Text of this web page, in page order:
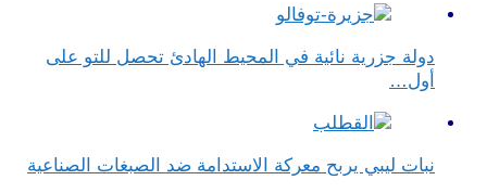
دولة جزرية نائية في المحيط الهادئ تحصل للتو على
أول…
نبات ليبي يربح معركة الاستدامة ضد الصبغات الصناعية